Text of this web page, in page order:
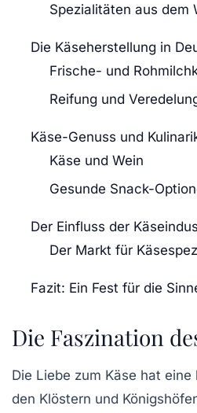
Spezialitäten aus dem
Die Käseherstellung in
Frische- und
Reifung und
Käse-Genuss und
Käse und Wein
Gesunde Snack-
Der Einfluss der
Der Markt für
Fazit: Ein Fest für die
Die Faszination
Die Liebe zum Käse hat eine
den Klöstern und